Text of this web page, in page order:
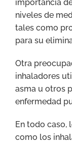
importancia
niveles de
tales como
para su
Otra
inhaladores
asma u otros
enfermedad
En todo caso,
como los